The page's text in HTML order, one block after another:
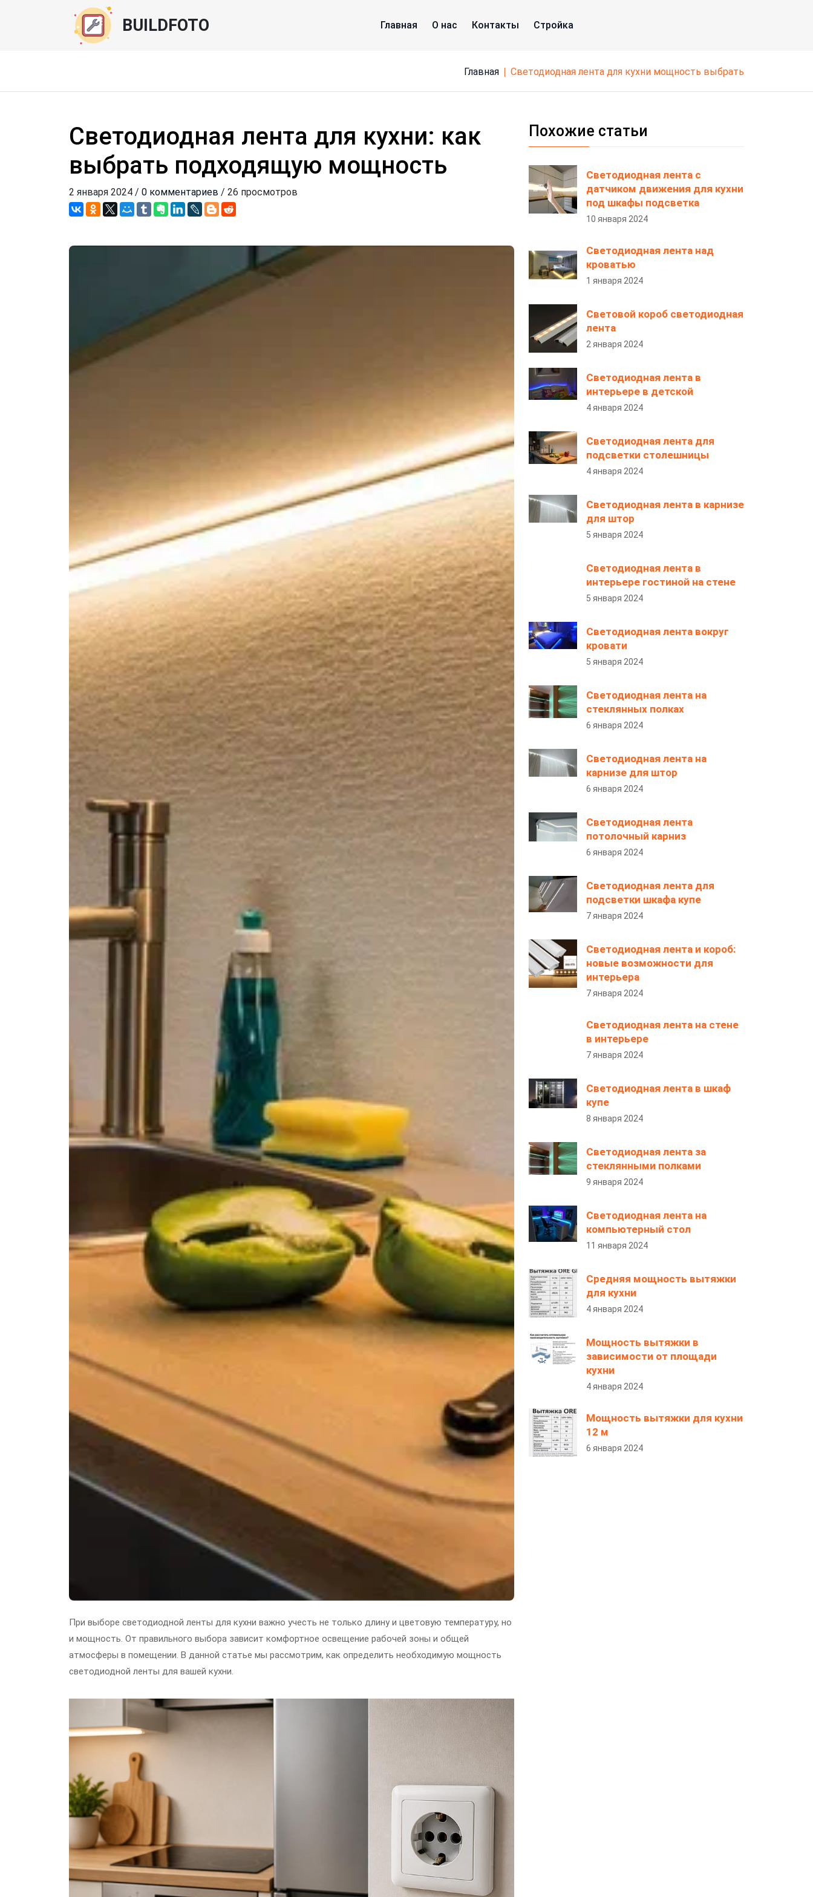
BUILDFOTO Главная О нас Контакты Стройка
Главная светодиодная лента для кухни мощность выбрать
Светодиодная лента для кухни: как
выбрать подходящую мощность
2 января 2024 / 0 комментариев / 26 просмотров
При выборе светодиодной ленты для кухни важно учесть не только длину и цветовую температуру, но
и мощность. От правильного выбора зависит комфортное освещение рабочей зоны и общей
атмосферы в помещении. В данной статье мы рассмотрим, как определить необходимую мощность
светодиодной ленты для вашей кухни.
Похожие статьи
Светодиодная лента с
датчиком движения для кухни
под шкафы подсветка
10 января 2024
Светодиодная лента над
кроватью
1 января 2024
Световой короб светодиодная
лента
2 января 2024
Светодиодная лента в
интерьере в детской
4 января 2024
Светодиодная лента для
подсветки столешницы
4 января 2024
Светодиодная лента в карнизе
для штор
5 января 2024
Светодиодная лента в
интерьере гостиной на стене
5 января 2024
Светодиодная лента вокруг
кровати
5 января 2024
Светодиодная лента на
стеклянных полках
6 января 2024
Светодиодная лента на
карнизе для штор
6 января 2024
Светодиодная лента
потолочный карниз
6 января 2024
Светодиодная лента для
подсветки шкафа купе
7 января 2024
Светодиодная лента и короб:
новые возможности для
интерьера
7 января 2024
Светодиодная лента на стене
в интерьере
7 января 2024
Светодиодная лента в шкаф
купе
8 января 2024
Светодиодная лента за
стеклянными полками
9 января 2024
Светодиодная лента на
компьютерный стол
11 января 2024
Средняя мощность вытяжки
для кухни
4 января 2024
Мощность вытяжки в
зависимости от площади
кухни
4 января 2024
Мощность вытяжки для кухни
12 м
6 января 2024